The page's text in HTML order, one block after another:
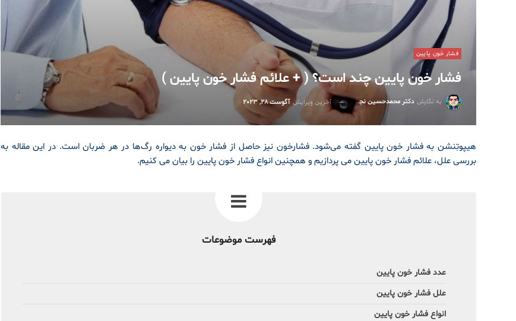
فشار خون پایین
فشار خون پایین چند است؟ ( + علائم فشار خون پایین )
به نگارش دکتر محمدحسین نجفی آخرین ویرایش آگوست 28, 2023
هیپوتِنشن به فشار خون پایین گفته می‌شود. فشارخون نیز حاصل از فشار خون به دیواره رگ‌ها در هر ضربان است. در این مقاله به
بررسی علل، علائم فشار خون پایین می پردازیم و همچنین انواع فشار خون پایین را بیان می کنیم.
فهرست موضوعات
عدد فشار خون پایین
علل فشار خون پایین
انواع فشار خون پایین